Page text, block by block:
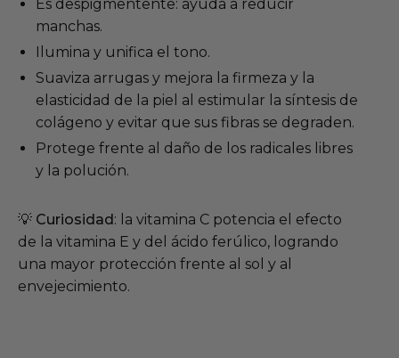
Es despigmentente: ayuda a reducir
manchas.
Ilumina y unifica el tono.
Suaviza arrugas y mejora la firmeza y la
elasticidad de la piel al estimular la síntesis de
colágeno y evitar que sus fibras se degraden.
Protege frente al daño de los radicales libres
y la polución.
💡 Curiosidad: la vitamina C potencia el efecto
de la vitamina E y del ácido ferúlico, logrando
una mayor protección frente al sol y al
envejecimiento.